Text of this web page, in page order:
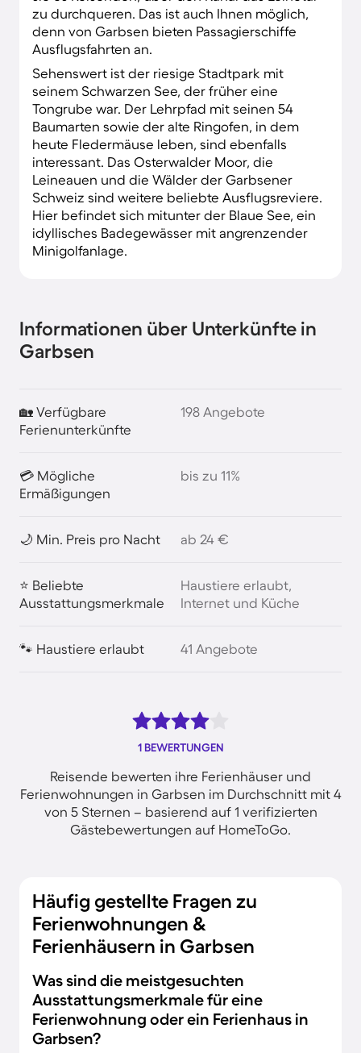
zu durchqueren. Das ist auch Ihnen möglich,
denn von Garbsen bieten Passagierschiffe
Ausflugsfahrten an.
Sehenswert ist der riesige Stadtpark mit
seinem Schwarzen See, der früher eine
Tongrube war. Der Lehrpfad mit seinen 54
Baumarten sowie der alte Ringofen, in dem
heute Fledermäuse leben, sind ebenfalls
interessant. Das Osterwalder Moor, die
Leineauen und die Wälder der Garbsener
Schweiz sind weitere beliebte Ausflugsreviere.
Hier befindet sich mitunter der Blaue See, ein
idyllisches Badegewässer mit angrenzender
Minigolfanlage.
Informationen über Unterkünfte in
Garbsen
🏡 Verfügbare
Ferienunterkünfte
198 Angebote
💳 Mögliche
Ermäßigungen
bis zu 11%
🌙 Min. Preis pro Nacht ab 24 €
⭐ Beliebte
Ausstattungsmerkmale
Haustiere erlaubt,
Internet und Küche
🐾 Haustiere erlaubt 41 Angebote
1 BEWERTUNGEN
Reisende bewerten ihre Ferienhäuser und
Ferienwohnungen in Garbsen im Durchschnitt mit 4
von 5 Sternen – basierend auf 1 verifizierten
Gästebewertungen auf HomeToGo.
Häufig gestellte Fragen zu
Ferienwohnungen &
Ferienhäusern in Garbsen
Was sind die meistgesuchten
Ausstattungsmerkmale für eine
Ferienwohnung oder ein Ferienhaus in
Garbsen?